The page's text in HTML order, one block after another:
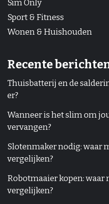
Sim Only
Sport & Fitness
Wonen & Huishouden
Recente
Thuisbatterij en de
er?
Wanneer is het slim om
vervangen?
Slotenmaker nodig: waar
vergelijken?
Robotmaaier kopen: waar
vergelijken?